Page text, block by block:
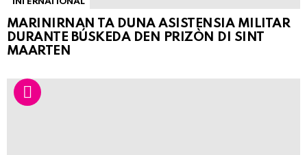
MARINIRNAN TA DUNA ASISTENSIA MILITAR
DURANTE BÚSKEDA DEN PRIZÒN DI SINT
MAARTEN